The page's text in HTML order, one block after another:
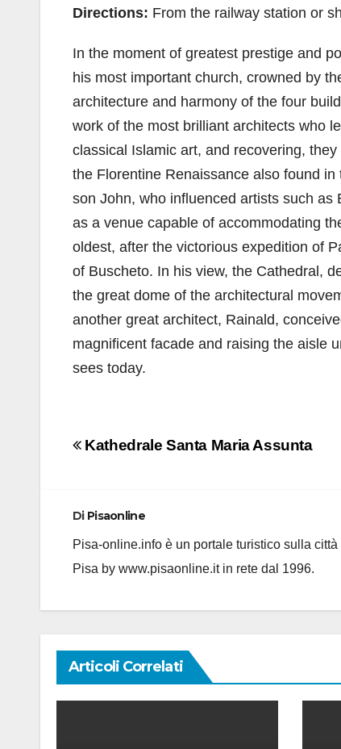
Directions: From the railway station or
In the moment of greatest prestige and
his most important church, crowned by
architecture and harmony of the four
work of the most brilliant architects who
classical Islamic art, and recovering,
the Florentine Renaissance also found
son John, who influenced artists such
as a venue capable of accommodating
oldest, after the victorious expedition of
of Buscheto. In his view, the Cathedral,
the great dome of the architectural
another great architect, Rainald,
magnificent facade and raising the aisle
sees today.
Navigazione
Kathedrale Santa Maria Assunta
Di Pisaonline
Pisa-online.info è un portale turistico sulla
Pisa by www.pisaonline.it in rete dal 1996.
Articoli Correlati